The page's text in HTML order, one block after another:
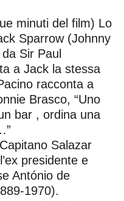
minuti del film) Lo
Sparrow (Johnny
Sir Paul
a Jack la stessa
racconta a
Brasco, “Uno
bar , ordina una
Salazar
presidente e
António de
1970).